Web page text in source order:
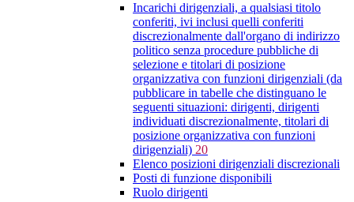
Incarichi dirigenziali, a qualsiasi titolo
conferiti, ivi inclusi quelli conferiti
discrezionalmente dall'organo di indirizzo
politico senza procedure pubbliche di
selezione e titolari di posizione
organizzativa con funzioni dirigenziali (da
pubblicare in tabelle che distinguano le
seguenti situazioni: dirigenti, dirigenti
individuati discrezionalmente, titolari di
posizione organizzativa con funzioni
dirigenziali) 20
Elenco posizioni dirigenziali discrezionali
Posti di funzione disponibili
Ruolo dirigenti